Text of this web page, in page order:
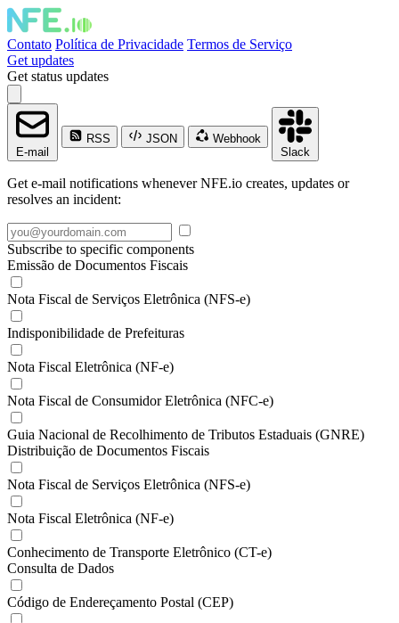
Contato Política de Privacidade Termos de Serviço
Get updates
Get status updates
E-mail
RSS JSON
Webhook
Slack
Get e-mail notifications whenever NFE.io creates, updates or
resolves an incident:
Subscribe to specific components
Emissão de Documentos Fiscais
Nota Fiscal de Serviços Eletrônica (NFS-e)
Indisponibilidade de Prefeituras
Nota Fiscal Eletrônica (NF-e)
Nota Fiscal de Consumidor Eletrônica (NFC-e)
Guia Nacional de Recolhimento de Tributos Estaduais (GNRE)
Distribuição de Documentos Fiscais
Nota Fiscal de Serviços Eletrônica (NFS-e)
Nota Fiscal Eletrônica (NF-e)
Conhecimento de Transporte Eletrônico (CT-e)
Consulta de Dados
Código de Endereçamento Postal (CEP)